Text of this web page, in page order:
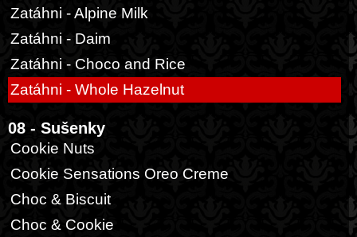
Zatáhni - Alpine Milk
Zatáhni - Daim
Zatáhni - Choco and Rice
Zatáhni - Whole Hazelnut
08 - Sušenky
Cookie Nuts
Cookie Sensations Oreo Creme
Choc & Biscuit
Choc & Cookie